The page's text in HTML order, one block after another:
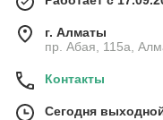
г. Алматы
пр. Абая, 115а,
Контакты
Сегодня